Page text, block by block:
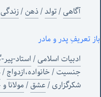
آگاهی/تولد/ذهن/زندگی
باز تعریفِ پدر و مادر
ادبیات اسلامی/استاد-
جنسیت/خانواده،ازدواج/
شکرگزاری/عشق/مولانا